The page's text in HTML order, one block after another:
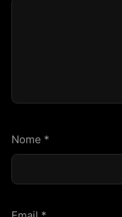
Nome *